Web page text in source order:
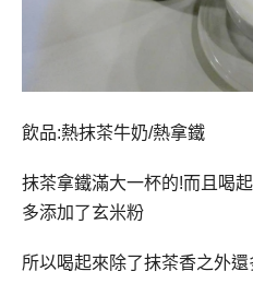
飲品:熱抹茶牛奶/熱拿鐵
抹茶拿鐵滿大一杯的!而且喝
多添加了玄米粉
所以喝起來除了抹茶香之外